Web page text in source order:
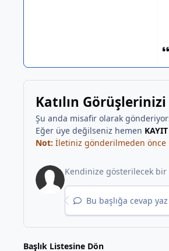
Katılın Görüşlerinizi
Şu anda misafir olarak
Eğer üye değilseniz hemen
Not: İletiniz gönderilmeden
Bu başlığa cevap yaz
Başlık Listesine Dön